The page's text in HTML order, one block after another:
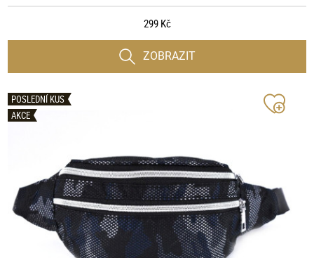
299 Kč
ZOBRAZIT
POSLEDNÍ KUS
AKCE